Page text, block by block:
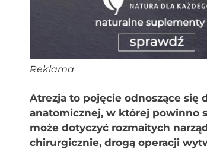
Reklama
Atrezja to pojęcie odnoszące
anatomicznej, w której powinno
może dotyczyć rozmaitych
chirurgicznie, drogą operacji